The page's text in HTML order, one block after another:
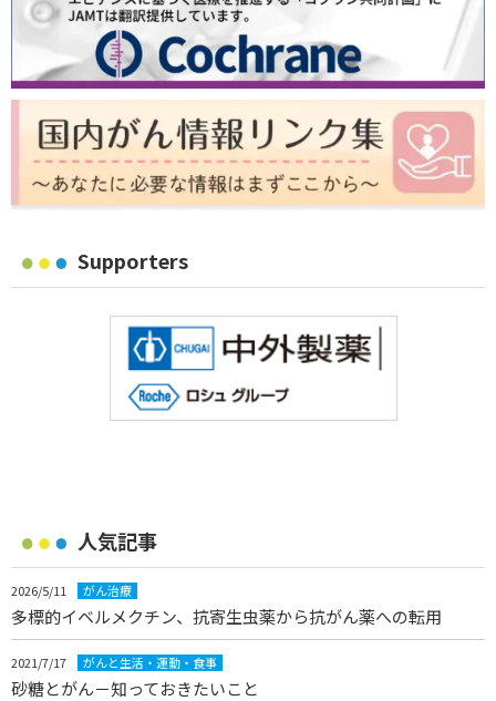
Supporters
人気記事
2026/5/11 がん治療
多標的イベルメクチン、抗寄生虫薬から抗がん薬への転用
2021/7/17 がんと生活・運動・食事
砂糖とがん－知っておきたいこと